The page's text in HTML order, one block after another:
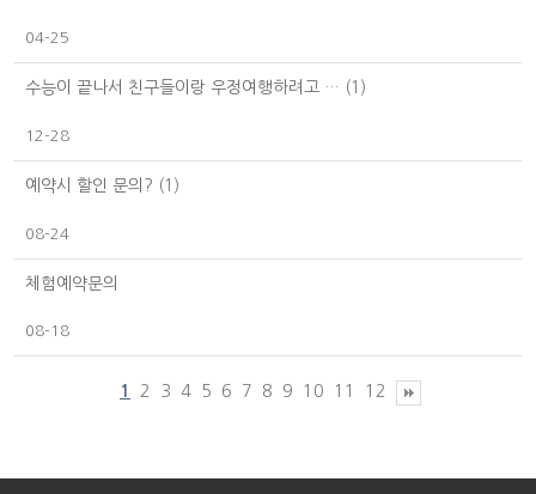
04-25
수능이 끝나서 친구들이랑 우정여행하려고 … (1)
12-28
예약시 할인 문의? (1)
08-24
체험예약문의
08-18
1 2 3 4 5 6 7 8 9 10 11 12